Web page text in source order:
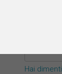
Hai